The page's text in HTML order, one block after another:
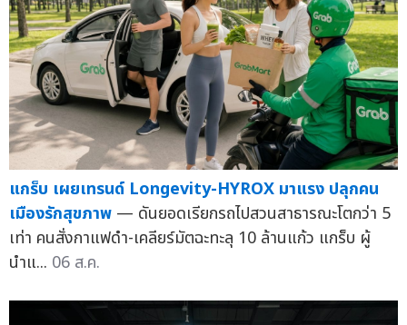
แกร็บ เผยเทรนด์ Longevity-HYROX มาแรง ปลุกคน
เมืองรักสุขภาพ — ดันยอดเรียกรถไปสวนสาธารณะโตกว่า 5
เท่า คนสั่งกาแฟดำ-เคลียร์มัตฉะทะลุ 10 ล้านแก้ว แกร็บ ผู้
นำแ... 06 ส.ค.